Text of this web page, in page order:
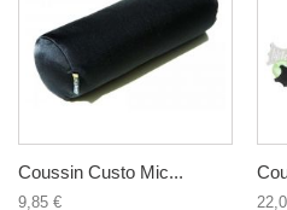
Coussin Custo Mic...
9,85 €